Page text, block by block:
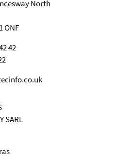
North
ONF
42
SARL